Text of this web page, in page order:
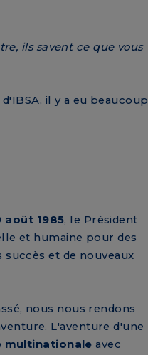
ils savent ce que vous
il y a eu beaucoup
août 1985, le Président
et humaine pour des
et de nouveaux
nous nous rendons
L'aventure d'une
multinationale avec